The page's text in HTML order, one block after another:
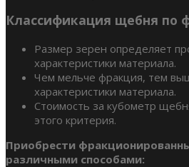
Классификация щебня по
Размер зерен определяет
характеристики материала.
Чем мельче фракция, тем
характеристики материала.
Стоимость за кубометр
этого критерия.
Приобрести
различными способами: